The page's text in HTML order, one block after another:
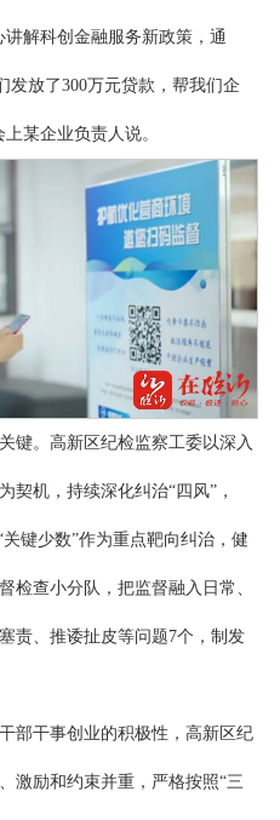
解科创金融服务新政策，通
发放了300万元贷款，帮我们企
某企业负责人说。
键。高新区纪检监察工委以深入
契机，持续深化纠治“四风”，
键少数”作为重点靶向纠治，健
检查小分队，把监督融入日常、
责、推诿扯皮等问题7个，制发
部干事创业的积极性，高新区纪
激励和约束并重，严格按照“三